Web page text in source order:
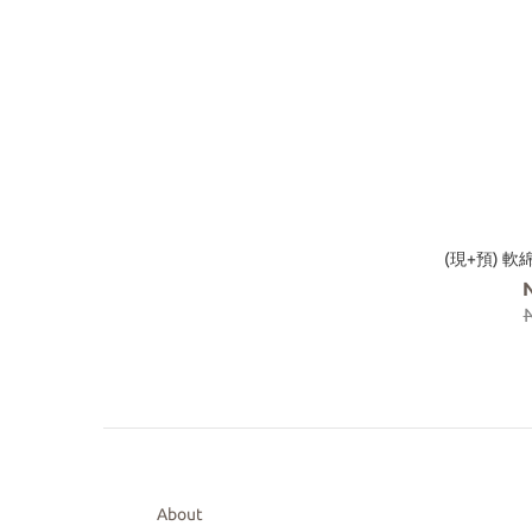
(現+預) 軟
About